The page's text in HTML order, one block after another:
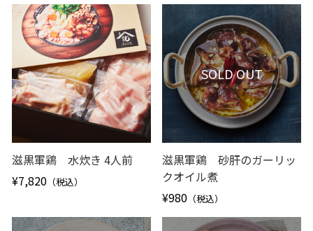
滋黒軍鶏 水炊き 4人前
¥7,820 （税込）
SOLD OUT
滋黒軍鶏 砂肝のガーリッ
クオイル煮
¥980 （税込）